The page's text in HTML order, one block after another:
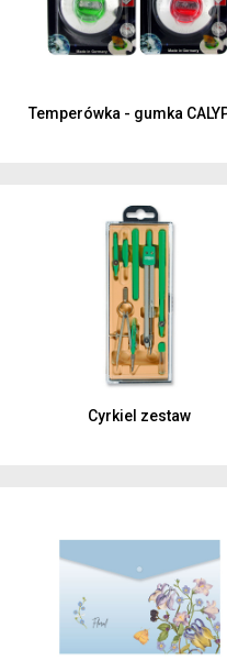
Temperówka - gumka
Cyrkiel zestaw